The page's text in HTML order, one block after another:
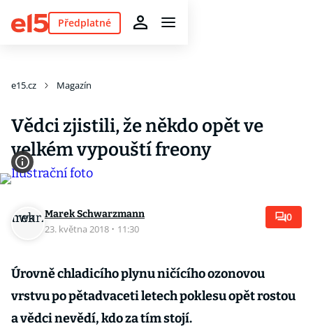
Předplatné
e15.cz Magazín
Vědci zjistili, že někdo opět ve
velkém vypouští freony
Marek Schwarzmann
23. května 2018 · 11:30
0
Úrovně chladicího plynu ničícího ozonovou
vrstvu po pětadvaceti letech poklesu opět rostou
a vědci nevědí, kdo za tím stojí.